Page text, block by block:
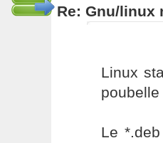
Re: Gnu/linux
Linux
poubelle
Le